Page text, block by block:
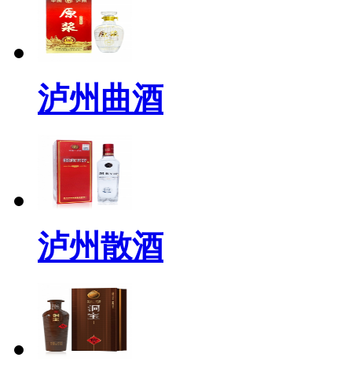
泸州曲酒
泸州散酒